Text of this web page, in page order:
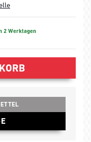
2 Werktagen